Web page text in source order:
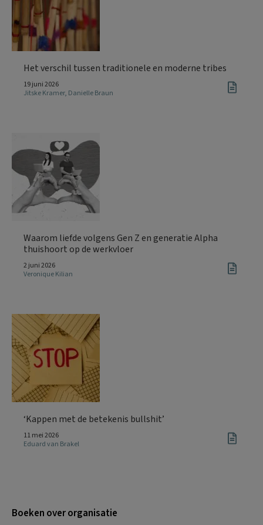
Het verschil tussen traditionele en moderne tribes
19 juni 2026
Jitske Kramer, Danielle Braun
Waarom liefde volgens Gen Z en generatie Alpha
thuishoort op de werkvloer
2 juni 2026
Veronique Kilian
‘Kappen met de betekenis bullshit’
11 mei 2026
Eduard van Brakel
Boeken over organisatie